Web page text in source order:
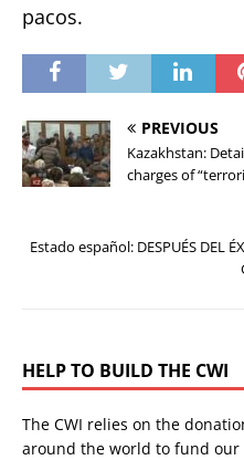
pacos.
PREVIOUS
Kazakhstan:
charges of
Estado español: DESPUÉS DEL
HELP TO BUILD THE CWI
The CWI relies on the
around the world to fund our